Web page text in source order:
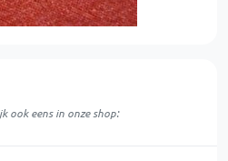
ook eens in onze shop: